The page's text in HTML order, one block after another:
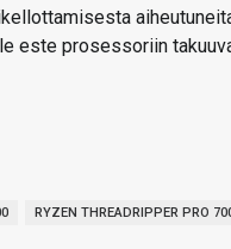
este prosessoriin
RYZEN THREADRIPPER PRO